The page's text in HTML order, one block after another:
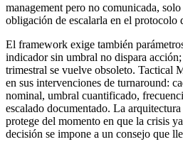
management pero no comunicada,
obligación de escalarla en el protocolo
El framework exige también
indicador sin umbral no dispara
trimestral se vuelve obsoleto. Tactical
en sus intervenciones de turnaround:
nominal, umbral cuantificado,
escalado documentado. La
protege del momento en que la crisis
decisión se impone a un consejo que